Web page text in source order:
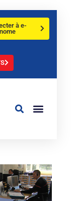
à e-